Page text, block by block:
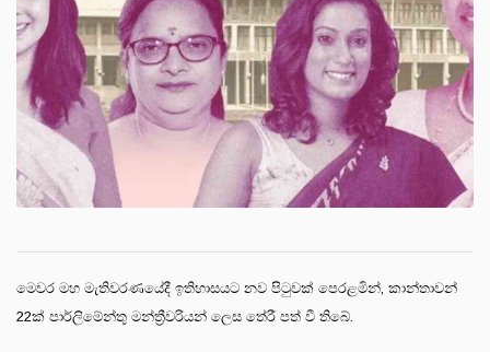
මෙවර මහ මැතිවරණයේදී ඉතිහාසයට නව පිටුවක් පෙරළමින්, කාන්තාවන්
22ක් පාර්ලිමේන්තු මන්ත්‍රීවරියන් ලෙස තේරී පත් වී තිබේ.